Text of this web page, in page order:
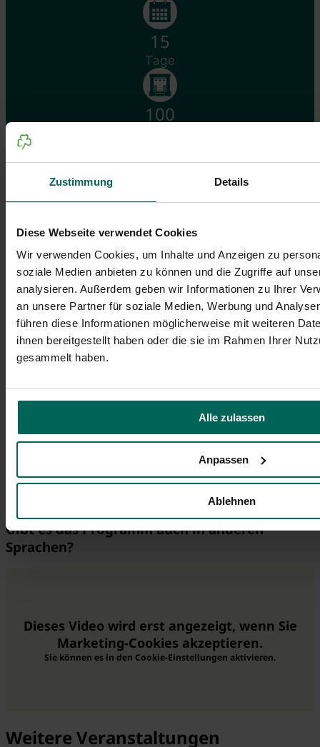
Zustimmung Details
Diese Webseite verwendet Cookies
Wir verwenden Cookies, um Inhalte und Anzeigen zu
soziale Medien anbieten zu können und die Zugriffe auf
analysieren. Außerdem geben wir Informationen zu Ihrer
an unsere Partner für soziale Medien, Werbung und
führen diese Informationen möglicherweise mit weiteren
ihnen bereitgestellt haben oder die sie im Rahmen Ihrer
gesammelt haben.
Alle zulassen
Anpassen
Ablehnen
15
Tage
100
Organisationen
Informationen
Wann findet das Festival statt?
Wie komme ich zum Fürth feiert Vielfalt
Festival?
Was kostet der Eintritt?
Sind die Veranstaltungen bestuhlt?
Sind die Veranstaltungen barrierefrei?
Gibt es das Programm auch in anderen
Sprachen?
Dieses Video wird erst angezeigt, wenn Sie
Marketing-Cookies akzeptieren.
Sie können es in den Cookie-Einstellungen aktivieren.
Weitere Veranstaltungen